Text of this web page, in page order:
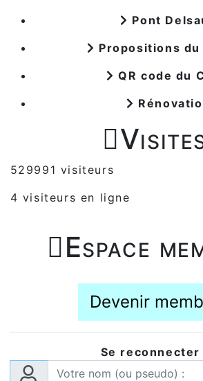
Pont
Propositions du
QR code du

529991 visiteurs
4 visiteurs en ligne
Espace
Devenir
Se reconnecter